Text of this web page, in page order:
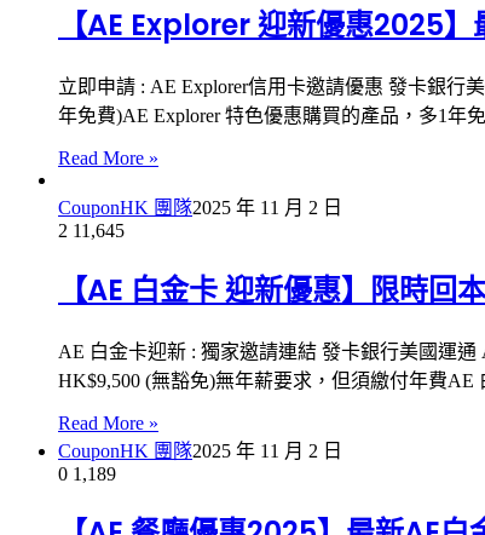
【AE Explorer 迎新優惠2025
立即申請 : AE Explorer信用卡邀請優惠 發卡銀行美
年免費)AE Explorer 特色優惠購買的產品，多1年
Read More »
CouponHK 團隊2025 年 11 月 2 日
2 11,645
【AE 白金卡 迎新優惠】限時
AE 白金卡迎新 : 獨家邀請連結 發卡銀行美國運通
HK$9,500 (無豁免)無年薪要求，但須繳付年費
Read More »
CouponHK 團隊2025 年 11 月 2 日
0 1,189